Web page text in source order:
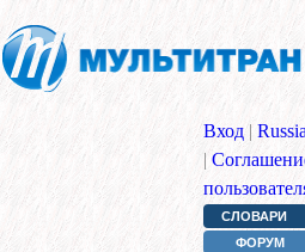
Вход |
|
СЛОВАРИ
ФОРУМ